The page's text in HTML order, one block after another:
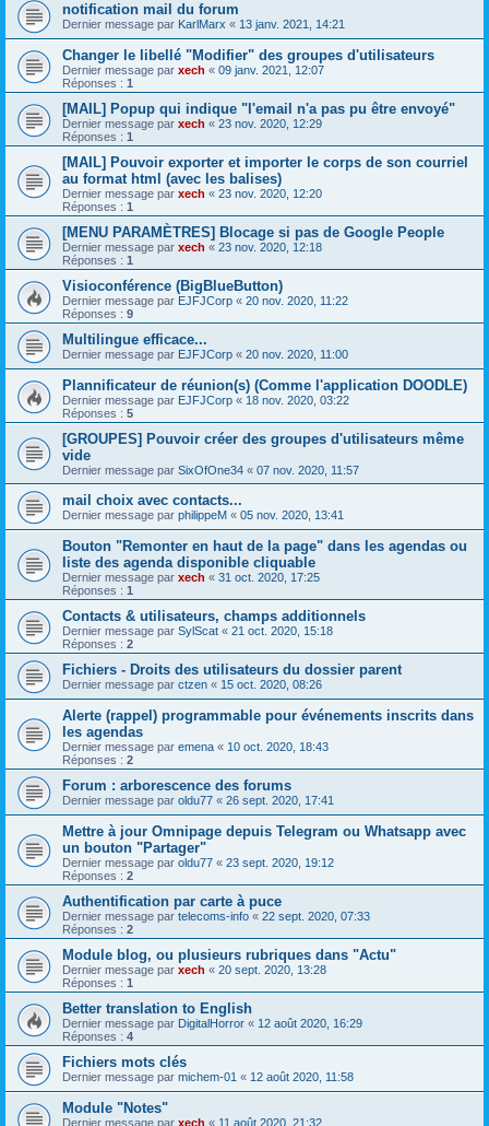
notification mail du forum
Dernier message par KarlMarx « 13 janv. 2021, 14:21
Changer le libellé "Modifier" des groupes d'utilisateurs
Dernier message par xech « 09 janv. 2021, 12:07
Réponses : 1
[MAIL] Popup qui indique "l'email n'a pas pu être envoyé"
Dernier message par xech « 23 nov. 2020, 12:29
Réponses : 1
[MAIL] Pouvoir exporter et importer le corps de son courriel
au format html (avec les balises)
Dernier message par xech « 23 nov. 2020, 12:20
Réponses : 1
[MENU PARAMÈTRES] Blocage si pas de Google People
Dernier message par xech « 23 nov. 2020, 12:18
Réponses : 1
Visioconférence (BigBlueButton)
Dernier message par EJFJCorp « 20 nov. 2020, 11:22
Réponses : 9
Multilingue efficace...
Dernier message par EJFJCorp « 20 nov. 2020, 11:00
Plannificateur de réunion(s) (Comme l'application DOODLE)
Dernier message par EJFJCorp « 18 nov. 2020, 03:22
Réponses : 5
[GROUPES] Pouvoir créer des groupes d'utilisateurs même
vide
Dernier message par SixOfOne34 « 07 nov. 2020, 11:57
mail choix avec contacts...
Dernier message par philippeM « 05 nov. 2020, 13:41
Bouton "Remonter en haut de la page" dans les agendas ou
liste des agenda disponible cliquable
Dernier message par xech « 31 oct. 2020, 17:25
Réponses : 1
Contacts & utilisateurs, champs additionnels
Dernier message par SylScat « 21 oct. 2020, 15:18
Réponses : 2
Fichiers - Droits des utilisateurs du dossier parent
Dernier message par ctzen « 15 oct. 2020, 08:26
Alerte (rappel) programmable pour événements inscrits dans
les agendas
Dernier message par emena « 10 oct. 2020, 18:43
Réponses : 2
Forum : arborescence des forums
Dernier message par oldu77 « 26 sept. 2020, 17:41
Mettre à jour Omnipage depuis Telegram ou Whatsapp avec
un bouton "Partager"
Dernier message par oldu77 « 23 sept. 2020, 19:12
Réponses : 2
Authentification par carte à puce
Dernier message par telecoms-info « 22 sept. 2020, 07:33
Réponses : 2
Module blog, ou plusieurs rubriques dans "Actu"
Dernier message par xech « 20 sept. 2020, 13:28
Réponses : 1
Better translation to English
Dernier message par DigitalHorror « 12 août 2020, 16:29
Réponses : 4
Fichiers mots clés
Dernier message par michem-01 « 12 août 2020, 11:58
Module "Notes"
Dernier message par xech « 11 août 2020, 21:32